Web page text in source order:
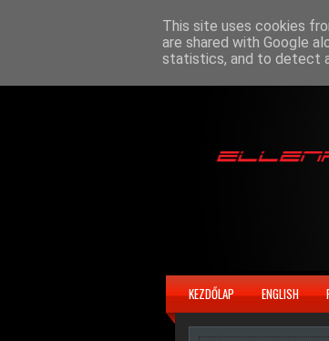
KEZDŐLAP ENGLISH
This site uses cookies
are shared with Google
statistics, and to detect